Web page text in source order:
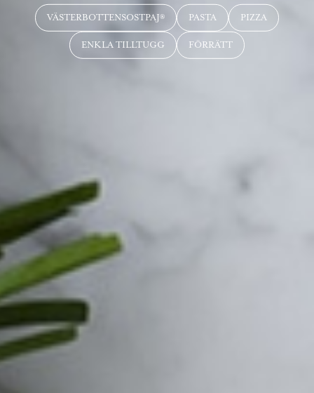
VÄSTERBOTTENSOSTPAJ® PASTA PIZZA
ENKLA TILLTUGG FÖRRÄTT